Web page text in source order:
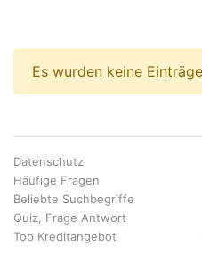
Es wurden keine
Datenschutz
Häufige Fragen
Beliebte Suchbegriffe
Quiz, Frage Antwort
Top Kreditangebot